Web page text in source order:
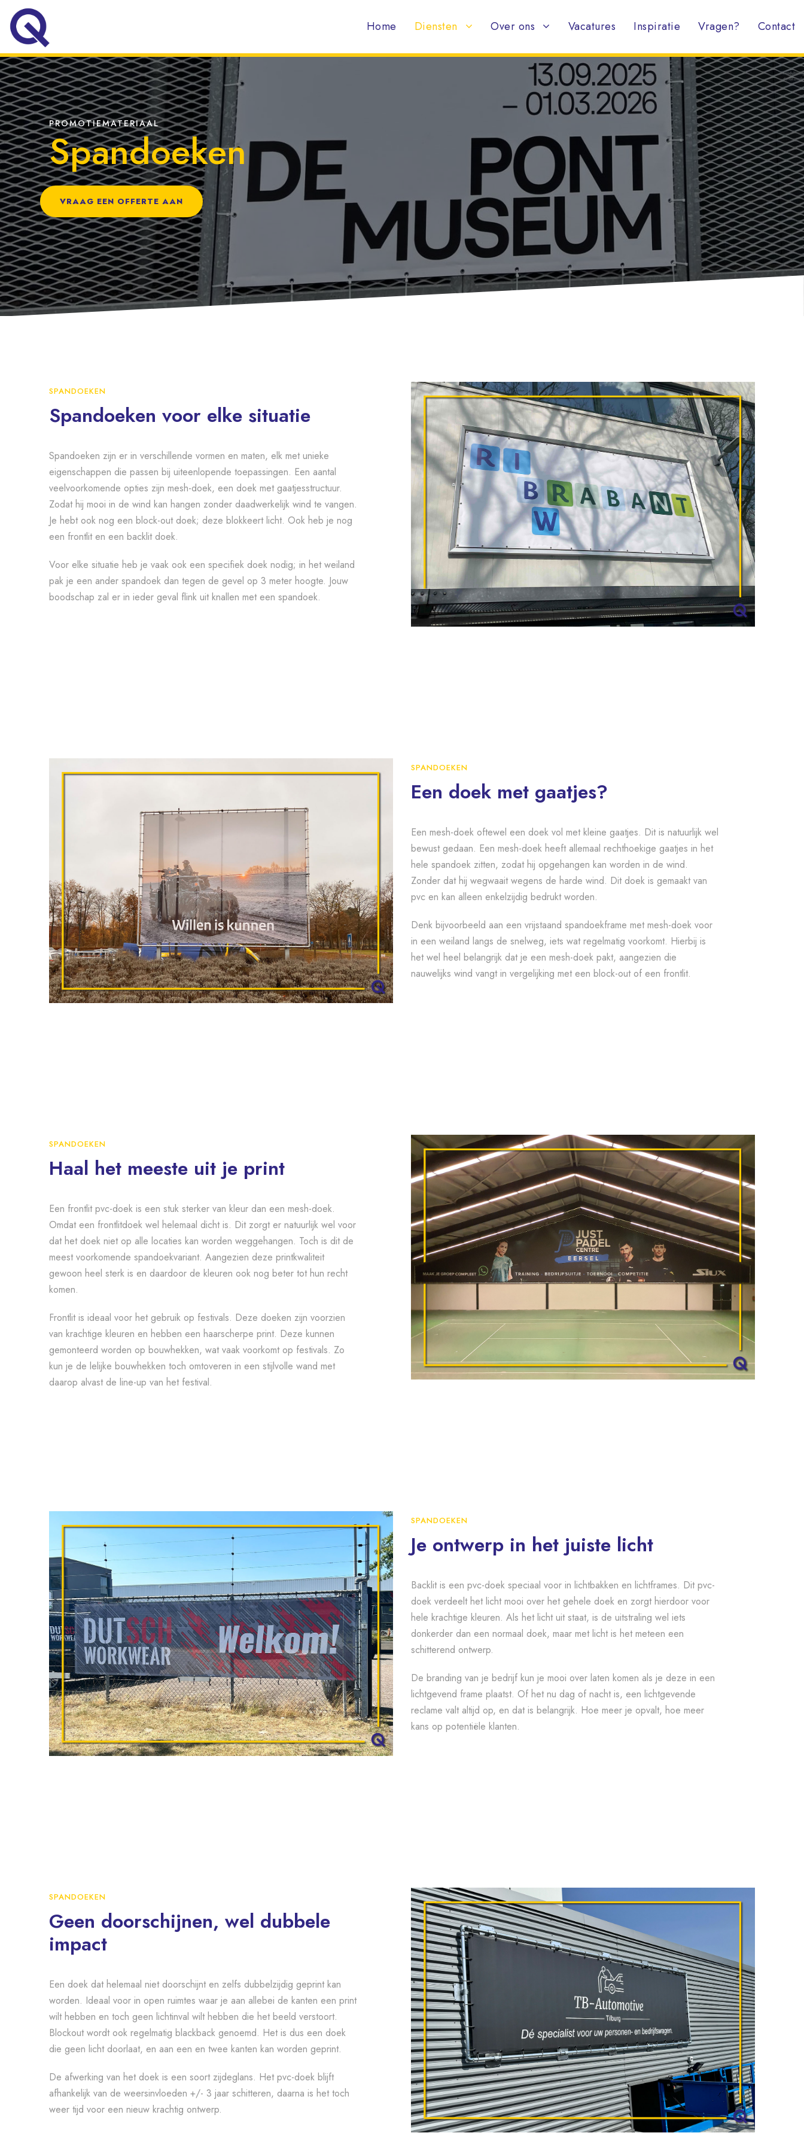
Home Diensten Over ons Vacatures Inspiratie Vragen? Contact
PROMOTIEMATERIAAL
Spandoeken
VRAAG EEN OFFERTE AAN
SPANDOEKEN
Spandoeken voor elke situatie
Spandoeken zijn er in verschillende vormen en maten, elk met unieke
eigenschappen die passen bij uiteenlopende toepassingen. Een aantal
veelvoorkomende opties zijn mesh-doek, een doek met gaatjesstructuur.
Zodat hij mooi in de wind kan hangen zonder daadwerkelijk wind te vangen.
Je hebt ook nog een block-out doek; deze blokkeert licht. Ook heb je nog
een frontlit en een backlit doek.
Voor elke situatie heb je vaak ook een specifiek doek nodig; in het weiland
pak je een ander spandoek dan tegen de gevel op 3 meter hoogte. Jouw
boodschap zal er in ieder geval flink uit knallen met een spandoek.
SPANDOEKEN
Een doek met gaatjes?
Een mesh-doek oftewel een doek vol met kleine gaatjes. Dit is natuurlijk wel
bewust gedaan. Een mesh-doek heeft allemaal rechthoekige gaatjes in het
hele spandoek zitten, zodat hij opgehangen kan worden in de wind.
Zonder dat hij wegwaait wegens de harde wind. Dit doek is gemaakt van
pvc en kan alleen enkelzijdig bedrukt worden.
Denk bijvoorbeeld aan een vrijstaand spandoekframe met mesh-doek voor
in een weiland langs de snelweg, iets wat regelmatig voorkomt. Hierbij is
het wel heel belangrijk dat je een mesh-doek pakt, aangezien die
nauwelijks wind vangt in vergelijking met een block-out of een frontlit.
SPANDOEKEN
Haal het meeste uit je print
Een frontlit pvc-doek is een stuk sterker van kleur dan een mesh-doek.
Omdat een frontlitdoek wel helemaal dicht is. Dit zorgt er natuurlijk wel voor
dat het doek niet op alle locaties kan worden weggehangen. Toch is dit de
meest voorkomende spandoekvariant. Aangezien deze printkwaliteit
gewoon heel sterk is en daardoor de kleuren ook nog beter tot hun recht
komen.
Frontlit is ideaal voor het gebruik op festivals. Deze doeken zijn voorzien
van krachtige kleuren en hebben een haarscherpe print. Deze kunnen
gemonteerd worden op bouwhekken, wat vaak voorkomt op festivals. Zo
kun je de lelijke bouwhekken toch omtoveren in een stijlvolle wand met
daarop alvast de line-up van het festival.
SPANDOEKEN
Je ontwerp in het juiste licht
Backlit is een pvc-doek speciaal voor in lichtbakken en lichtframes. Dit pvc-
doek verdeelt het licht mooi over het gehele doek en zorgt hierdoor voor
hele krachtige kleuren. Als het licht uit staat, is de uitstraling wel iets
donkerder dan een normaal doek, maar met licht is het meteen een
schitterend ontwerp.
De branding van je bedrijf kun je mooi over laten komen als je deze in een
lichtgevend frame plaatst. Of het nu dag of nacht is, een lichtgevende
reclame valt altijd op, en dat is belangrijk. Hoe meer je opvalt, hoe meer
kans op potentiële klanten.
SPANDOEKEN
Geen doorschijnen, wel dubbele
impact
Een doek dat helemaal niet doorschijnt en zelfs dubbelzijdig geprint kan
worden. Ideaal voor in open ruimtes waar je aan allebei de kanten een print
wilt hebben en toch geen lichtinval wilt hebben die het beeld verstoort.
Blockout wordt ook regelmatig blackback genoemd. Het is dus een doek
die geen licht doorlaat, en aan een en twee kanten kan worden geprint.
De afwerking van het doek is een soort zijdeglans. Het pvc-doek blijft
afhankelijk van de weersinvloeden +/- 3 jaar schitteren, daarna is het toch
weer tijd voor een nieuw krachtig ontwerp.